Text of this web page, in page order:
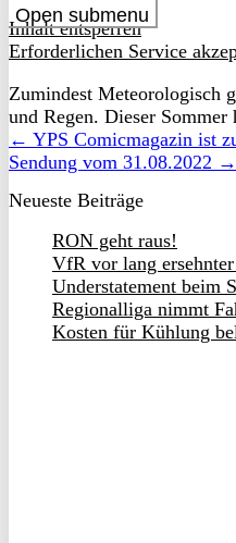
Open submenu
Inhalt entsperren
Erforderlichen Service
Zumindest Meteorologisch
und Regen. Dieser Sommer
← YPS Comicmagazin ist
Sendung vom 31.08.2022 →
Neueste Beiträge
RON geht raus!
VfR vor lang
Understatement beim
Regionalliga nimmt
Kosten für Kühlung